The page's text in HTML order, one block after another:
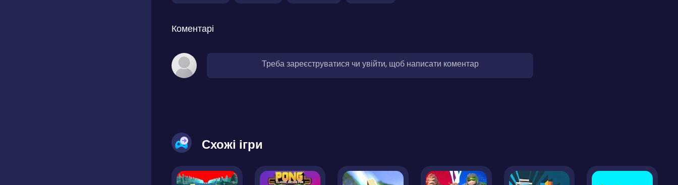
Коментарі
Треба зареєструватися чи увійти, щоб написати коментар
Схожі ігри